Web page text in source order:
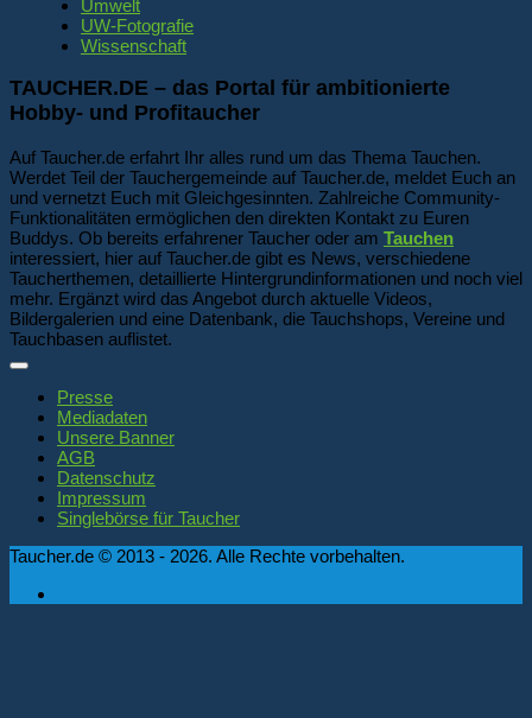
Umwelt
UW-Fotografie
Wissenschaft
TAUCHER.DE – das Portal für ambitionierte
Hobby- und Profitaucher
Auf Taucher.de erfahrt Ihr alles rund um das Thema Tauchen.
Werdet Teil der Tauchergemeinde auf Taucher.de, meldet Euch an
und vernetzt Euch mit Gleichgesinnten. Zahlreiche Community-
Funktionalitäten ermöglichen den direkten Kontakt zu Euren
Buddys. Ob bereits erfahrener Taucher oder am Tauchen
interessiert, hier auf Taucher.de gibt es News, verschiedene
Taucherthemen, detaillierte Hintergrundinformationen und noch viel
mehr. Ergänzt wird das Angebot durch aktuelle Videos,
Bildergalerien und eine Datenbank, die Tauchshops, Vereine und
Tauchbasen auflistet.
Presse
Mediadaten
Unsere Banner
AGB
Datenschutz
Impressum
Singlebörse für Taucher
Taucher.de © 2013 - 2026. Alle Rechte vorbehalten.